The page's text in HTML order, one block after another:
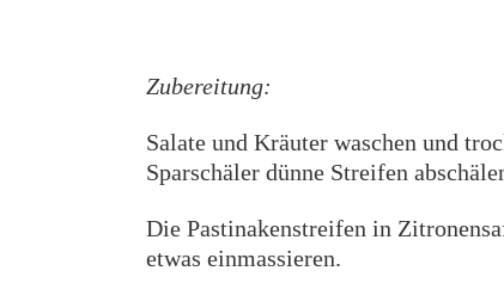
Zubereitung:
Salate und Kräuter waschen und
Sparschäler dünne Streifen
Die Pastinakenstreifen in
etwas einmassieren.